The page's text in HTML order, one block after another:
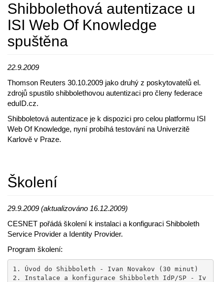
Shibbolethová autentizace u
ISI Web Of Knowledge
spuštěna
22.9.2009
Thomson Reuters 30.10.2009 jako druhý z poskytovatelů el.
zdrojů spustilo shibbolethovou autentizaci pro členy federace
eduID.cz.
Shibboletová autentizace je k dispozici pro celou platformu ISI
Web Of Knowledge, nyní probíhá testování na Univerzitě
Karlově v Praze.
Školení
29.9.2009 (aktualizováno 16.12.2009)
CESNET pořádá školení k instalaci a konfiguraci Shibboleth
Service Provider a Identity Provider.
Program školení:
1. Úvod do Shibboleth - Ivan Novakov (30 minut)
2. Instalace a konfigurace Shibboleth IdP/SP - Iv